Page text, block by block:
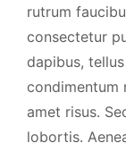
rutrum
consectetur
dapibus,
condimentum
amet risus.
lobortis.